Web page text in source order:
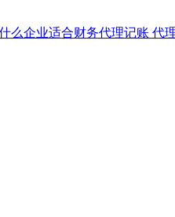
么企业适合财务代理记账 代